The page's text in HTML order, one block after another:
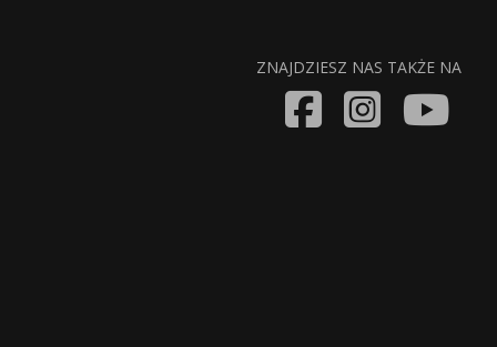
ZNAJDZIESZ NAS TAKŻE NA